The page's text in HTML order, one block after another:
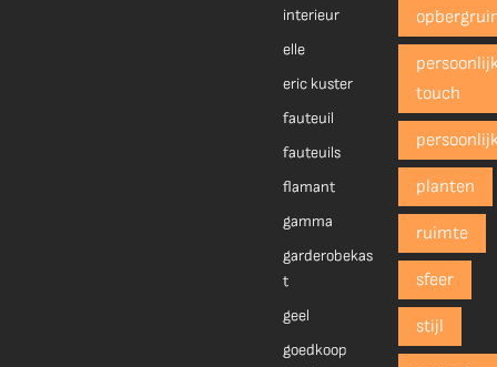
interieur
elle
eric kuster
fauteuil
fauteuils
flamant
gamma
garderobekas
t
geel
goedkoop
touch
planten
ruimte
sfeer
stijl